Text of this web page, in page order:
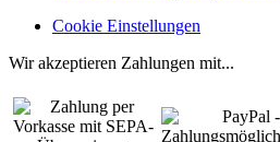
Cookie Einstellungen
Wir akzeptieren Zahlungen mit...